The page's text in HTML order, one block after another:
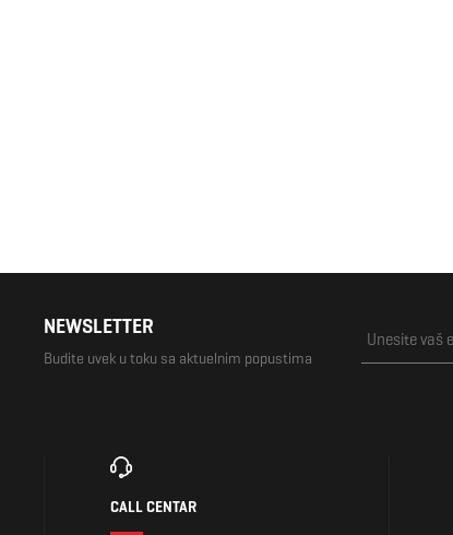
NEWSLETTER
Budite uvek u toku sa aktuelnim popustima
CALL CENTAR